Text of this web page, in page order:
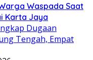
Waspada Saat
Karta Jaya